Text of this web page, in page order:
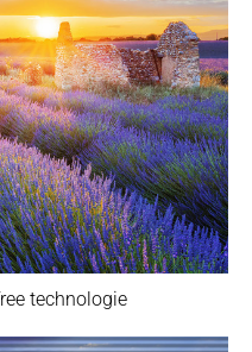
technologie